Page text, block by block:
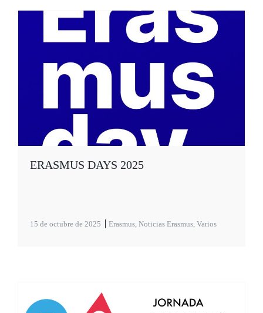
ERASMUS DAYS 2025
15 de octubre de 2025 Erasmus, Noticias Erasmus, Varios